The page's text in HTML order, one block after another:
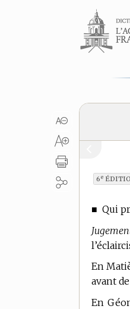
Aller au
6e
■ Qui
En
avant
En